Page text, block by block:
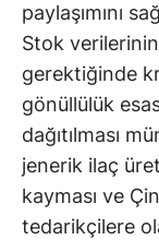
paylaşımını
Stok
gerektiğinde
gönüllülük
dağıtılması
jenerik ilaç
kayması ve
tedarikçilere